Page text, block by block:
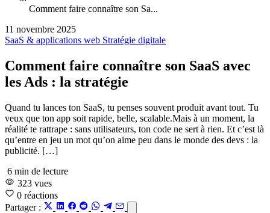
Comment faire connaître son Sa...
11 novembre 2025
SaaS & applications web Stratégie digitale
Comment faire connaître son SaaS avec
les Ads : la stratégie
Quand tu lances ton SaaS, tu penses souvent produit avant tout. Tu
veux que ton app soit rapide, belle, scalable.Mais à un moment, la
réalité te rattrape : sans utilisateurs, ton code ne sert à rien. Et c’est là
qu’entre en jeu un mot qu’on aime peu dans le monde des devs : la
publicité. […]
6 min de lecture
323 vues
0 réactions
Partager :